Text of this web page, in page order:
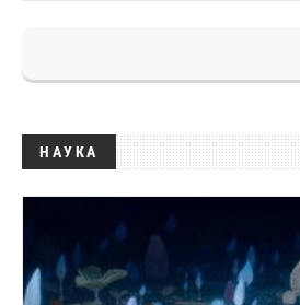
НАУКА